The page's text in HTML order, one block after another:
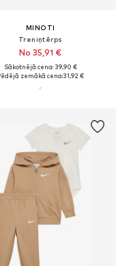
MINOTI
Treniņtērps
No 35,91 €
Sākotnējā cena: 39,90 €
zemākā cena:31,92 €